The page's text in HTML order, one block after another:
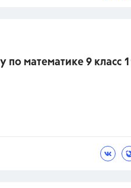
по математике 9 класс